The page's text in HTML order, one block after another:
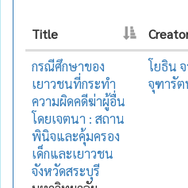
Title
กรณีศึกษาของ
เยาวชนที่กระทำ
ความผิดคดีฆ่าผู้อื่น
โดยเจตนา : สถาน
พินิจและคุ้มครอง
เด็กและเยาวชน
จังหวัดสระบุรี
โยธิน จ
จุฑารั